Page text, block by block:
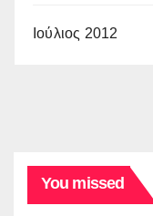
Ιούλιος 2012
You missed